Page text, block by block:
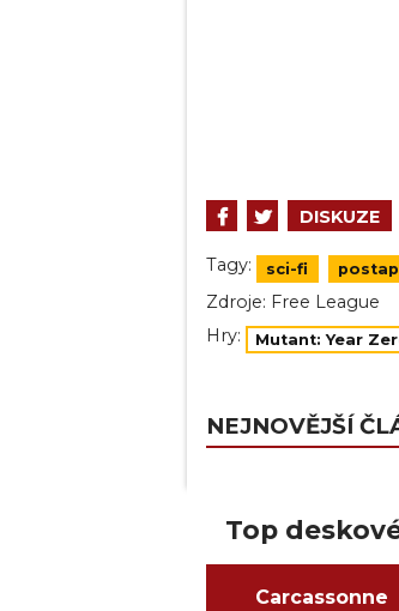
DISKUZE
Tagy: sci-fi
Zdroje: Free League
Hry:
Mutant: Year
NEJNOVĚJŠÍ
Top
Carcassonne